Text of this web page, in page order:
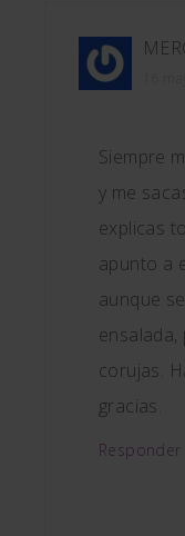
Siempre
y me
explicas
apunto a
aunque
corujas.
gracias.
Responder